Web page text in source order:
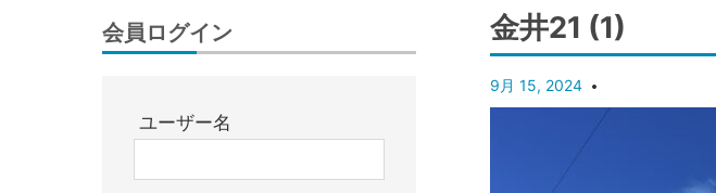
動
産
入・
却・
金井21 (1)
9月 15, 2024
会員ログイン
ユーザー名